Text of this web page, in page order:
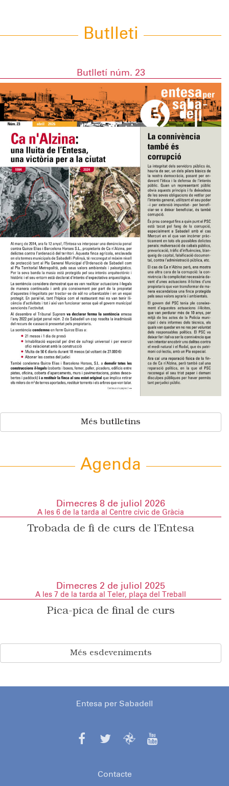
Butlleti
Butlletí núm. 23
Més butlletins
Agenda
Dimecres 8 de juliol 2026
A les 6 de la tarda al Centre cívic de Gràcia
Trobada de fi de curs de l’Entesa
Dimecres 2 de juliol 2025
A les 7 de la tarda al Teler, plaça del Treball
Pica-pica de final de curs
Més esdeveniments
Entesa per Sabadell
Contacte